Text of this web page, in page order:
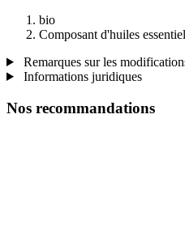
bio
Composant d'huiles
Remarques sur les
Informations juridiques
Nos recommandations